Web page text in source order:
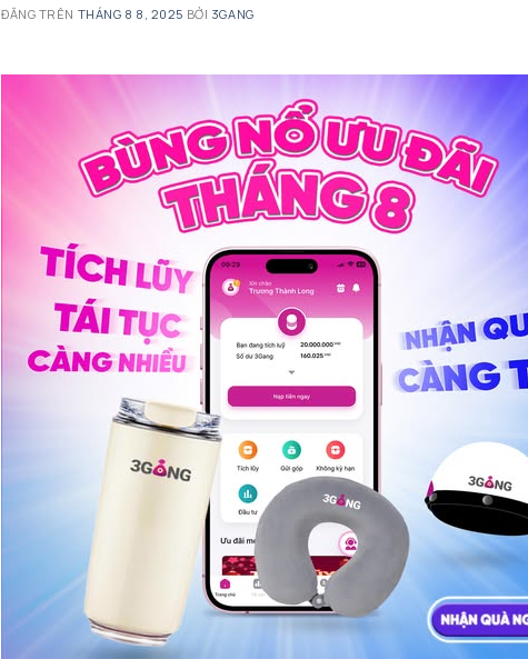
ĐĂNG TRÊN THÁNG 8 8, 2025 BỞI 3GANG